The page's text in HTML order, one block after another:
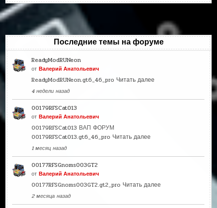
Последние темы на форуме
ReadyModRUNeon
отВалерий Анатольевич
ReadyModRUNeon.gt6_46_pro Читать далее
4 недели назад
00179RFSCat013
отВалерий Анатольевич
00179RFSCat013 ВАП ФОРУМ
00179RFSCat013.gt6_46_pro Читать далее
1 месяц назад
00177RFSGnoms003GT2
отВалерий Анатольевич
00177RFSGnoms003GT2.gt2_pro Читать далее
2 месяца назад